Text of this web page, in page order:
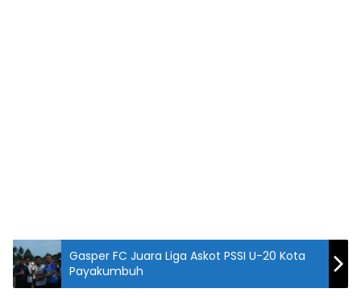
Gasper FC Juara Liga Askot PSSI U-20 Kota
Payakumbuh